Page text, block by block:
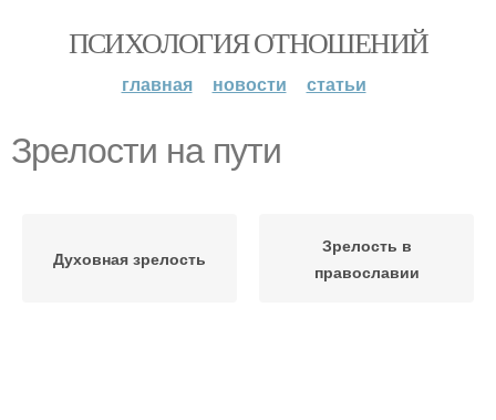
ПСИХОЛОГИЯ ОТНОШЕНИЙ
главная новости статьи
Зрелости на пути
Духовная зрелость
Зрелость в
православии